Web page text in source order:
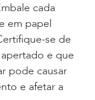
cada
em papel
se de
e que
pode causar
e afetar a